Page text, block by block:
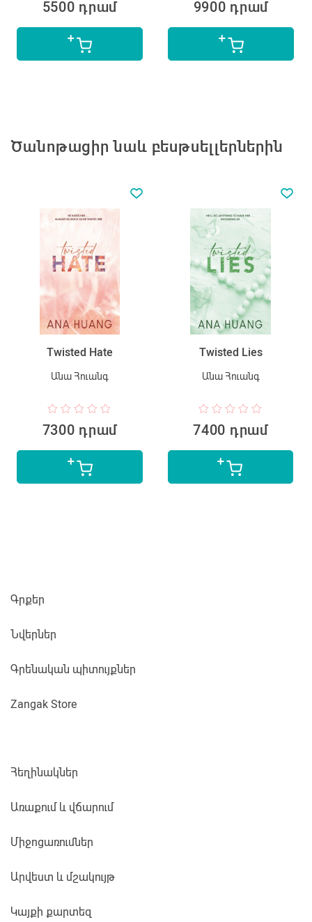
5500 դրամ 9900 դրամ
Ծանոթացիր նաև բեսթսելլերներին
Twisted Hate
Անա Հուանգ
7300 դրամ
Twisted Lies
Անա Հուանգ
7400 դրամ
Գրքեր
Նվերներ
Գրենական պիտույքներ
Zangak Store
Հեղինակներ
Առաքում և վճարում
Միջոցառումներ
Արվեստ և մշակույթ
Կայքի քարտեզ